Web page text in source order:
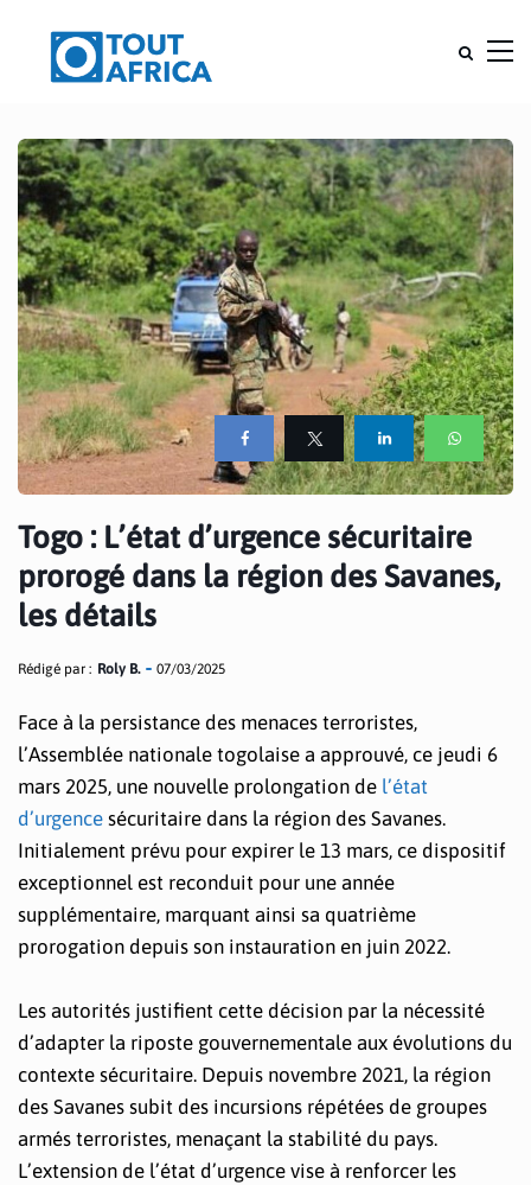
Togo : L’état d’urgence sécuritaire
prorogé dans la région des Savanes,
les détails
Rédigé par : Roly B. 07/03/2025
Face à la persistance des menaces terroristes,
l’Assemblée nationale togolaise a approuvé, ce jeudi 6
mars 2025, une nouvelle prolongation de l’état
d’urgence sécuritaire dans la région des Savanes.
Initialement prévu pour expirer le 13 mars, ce dispositif
exceptionnel est reconduit pour une année
supplémentaire, marquant ainsi sa quatrième
prorogation depuis son instauration en juin 2022.
Les autorités justifient cette décision par la nécessité
d’adapter la riposte gouvernementale aux évolutions du
contexte sécuritaire. Depuis novembre 2021, la région
des Savanes subit des incursions répétées de groupes
armés terroristes, menaçant la stabilité du pays.
L’extension de l’état d’urgence vise à renforcer les